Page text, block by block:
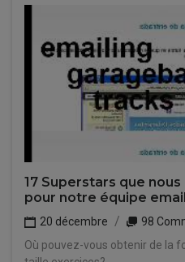
17 Superstars que
pour notre équipe
20 décembre
98
Où pouvez-vous obtenir de la